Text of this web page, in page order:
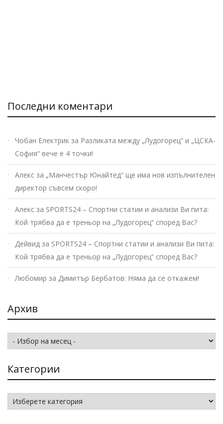
Последни коментари
Чобан Електрик за Разликата между „Лудогорец“ и „ЦСКА-
София“ вече е 4 точки!
Алекс за „Манчестър Юнайтед“ ще има нов изпълнителен
директор съвсем скоро!
Алекс за SPORTS24 – Спортни статии и анализи Ви пита:
Кой трябва да е треньор на „Лудогорец“ според Вас?
Дейвид за SPORTS24 – Спортни статии и анализи Ви пита:
Кой трябва да е треньор на „Лудогорец“ според Вас?
Любомир за Димитър Бербатов: Няма да се откажем!
Архив
Архив
Категории
Категории